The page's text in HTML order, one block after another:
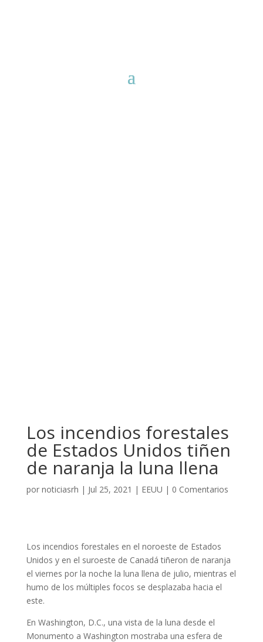
Los incendios forestales
de Estados Unidos tiñen
de naranja la luna llena
por noticiasrh | Jul 25, 2021 | EEUU | 0 Comentarios
Los incendios forestales en el noroeste de Estados
Unidos y en el suroeste de Canadá tiñeron de naranja
el viernes por la noche la luna llena de julio, mientras el
humo de los múltiples focos se desplazaba hacia el
este.
En Washington, D.C., una vista de la luna desde el
Monumento a Washington mostraba una esfera de